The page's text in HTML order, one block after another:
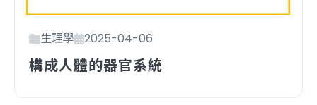
生理學 2025-04-06
構成人體的器官系統